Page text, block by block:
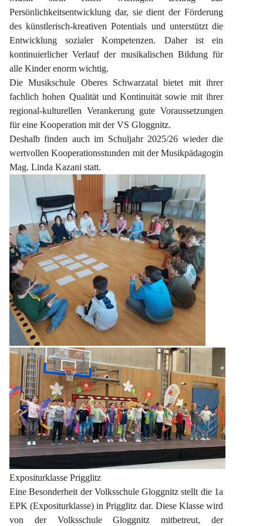
Persönlichkeitsentwicklung dar, sie dient der Förderung
des künstlerisch-kreativen Potentials und unterstützt die
Entwicklung sozialer Kompetenzen. Daher ist ein
kontinuierlicher Verlauf der musikalischen Bildung für
alle Kinder enorm wichtig.
Die Musikschule Oberes Schwarzatal bietet mit ihrer
fachlich hohen Qualität und Kontinuität sowie mit ihrer
regional-kulturellen Verankerung gute Voraussetzungen
für eine Kooperation mit der VS Gloggnitz.
Deshalb finden auch im Schuljahr 2025/26 wieder die
wertvollen Kooperationsstunden mit der Musikpädagogin
Mag. Linda Kazani statt.
Expositurklasse Prigglitz
Eine Besonderheit der Volksschule Gloggnitz stellt die 1a
EPK (Expositurklasse) in Prigglitz dar. Diese Klasse wird
von der Volksschule Gloggnitz mitbetreut, der